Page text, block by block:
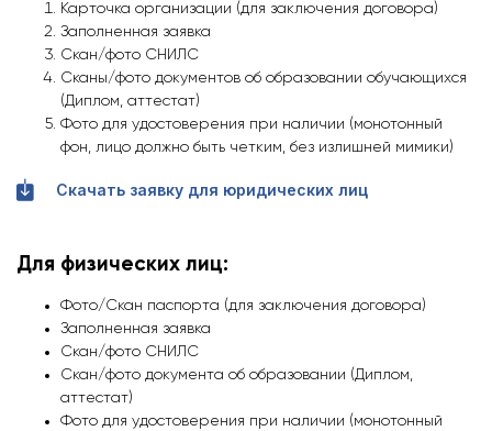
Карточка организации (для заключения договора)
Заполненная заявка
Скан/фото СНИЛС
Сканы/фото документов об образовании обучающихся
(Диплом, аттестат)
Фото для удостоверения при наличии (монотонный
фон, лицо должно быть четким, без излишней мимики)
Скачать заявку для юридических лиц
Для физических лиц:
Фото/Скан паспорта (для заключения договора)
Заполненная заявка
Скан/фото СНИЛС
Скан/фото документа об образовании (Диплом,
аттестат)
Фото для удостоверения при наличии (монотонный